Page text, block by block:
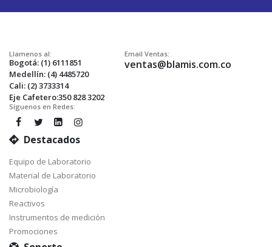
Llamenos al:
Bogotá: (1) 6111851
Medellín: (4) 4485720
Cali: (2) 3733314
Eje Cafetero:350 828 3202
Email Ventas:
ventas@blamis.com.co
Síguenos en Redes:
Destacados
Equipo de Laboratorio
Material de Laboratorio
Microbiología
Reactivos
Instrumentos de medición
Promociones